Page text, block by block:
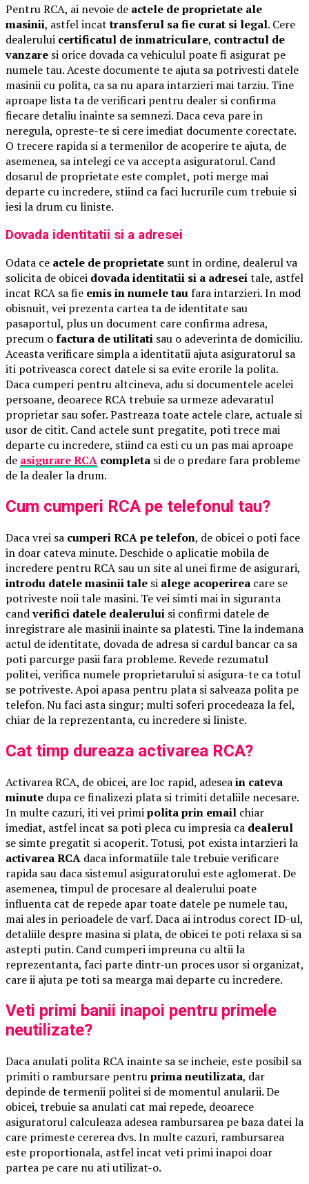
Pentru RCA, ai nevoie de actele de proprietate ale
masinii, astfel incattransferul sa fie curat si legal. Cere
dealerului certificatul de inmatriculare, contractul de
vanzare si orice dovada ca vehiculul poate fi asigurat pe
numele tau. Aceste documente te ajuta sa potrivesti datele
masinii cu polita, ca sa nu apara intarzieri mai tarziu. Tine
aproape lista ta de verificari pentru dealer si confirma
fiecare detaliu inainte sa semnezi. Daca ceva pare in
neregula, opreste-te si cere imediat documente corectate.
O trecere rapida si a termenilor de acoperire te ajuta, de
asemenea, sa intelegi ce va accepta asiguratorul. Cand
dosarul de proprietate este complet, poti merge mai
departe cu incredere, stiind ca faci lucrurile cum trebuie si
iesi la drum cu liniste.
Dovada identitatii si a adresei
Odata ce actele de proprietate sunt in ordine, dealerul va
solicita de obicei dovada identitatii si a adreseitale, astfel
incat RCA sa fie emis in numele taufara intarzieri. In mod
obisnuit, vei prezenta cartea ta de identitate sau
pasaportul, plus un document care confirma adresa,
precum ofactura de utilitati sau o adeverinta de domiciliu.
Aceasta verificare simpla a identitatii ajuta asiguratorul sa
iti potriveasca corect datele si sa evite erorile la polita.
Daca cumperi pentru altcineva, adu si documentele acelei
persoane, deoarece RCA trebuie sa urmeze adevaratul
proprietar sau sofer. Pastreaza toate actele clare, actuale si
usor de citit. Cand actele sunt pregatite, poti trece mai
departe cu incredere, stiind ca esti cu un pas mai aproape
de asigurare RCA completa si de o predare fara probleme
de la dealer la drum.
Cum cumperi RCA pe telefonul tau?
Daca vrei sa cumperi RCA pe telefon, de obicei o poti face
in doar cateva minute. Deschide o aplicatie mobila de
incredere pentru RCA sau un site al unei firme de asigurari,
introdu datele masinii tale si alege acoperirea care se
potriveste noii tale masini. Te vei simti mai in siguranta
candverifici datele dealerului si confirmi datele de
inregistrare ale masinii inainte sa platesti. Tine la indemana
actul de identitate, dovada de adresa si cardul bancar ca sa
poti parcurge pasii fara probleme. Revede rezumatul
politei, verifica numele proprietarului si asigura-te ca totul
se potriveste. Apoi apasa pentru plata si salveaza polita pe
telefon. Nu faci asta singur; multi soferi procedeaza la fel,
chiar de la reprezentanta, cu incredere si liniste.
Cat timp dureaza activarea RCA?
Activarea RCA, de obicei, are loc rapid, adeseain cateva
minute dupa ce finalizezi plata si trimiti detaliile necesare.
In multe cazuri, iti vei primipolita prin email chiar
imediat, astfel incat sa poti pleca cu impresia ca dealerul
se simte pregatit si acoperit. Totusi, pot exista intarzieri la
activarea RCA daca informatiile tale trebuie verificare
rapida sau daca sistemul asiguratorului este aglomerat. De
asemenea, timpul de procesare al dealerului poate
influenta cat de repede apar toate datele pe numele tau,
mai ales in perioadele de varf. Daca ai introdus corect ID-ul,
detaliile despre masina si plata, de obicei te poti relaxa si sa
astepti putin. Cand cumperi impreuna cu altii la
reprezentanta, faci parte dintr-un proces usor si organizat,
care ii ajuta pe toti sa mearga mai departe cu incredere.
Veti primi banii inapoi pentru primele
neutilizate?
Daca anulati polita RCA inainte sa se incheie, este posibil sa
primiti o rambursare pentruprima neutilizata, dar
depinde de termenii politei si de momentul anularii. De
obicei, trebuie sa anulati cat mai repede, deoarece
asiguratorul calculeaza adesea rambursarea pe baza datei la
care primeste cererea dvs. In multe cazuri, rambursarea
este proportionala, astfel incat veti primi inapoi doar
partea pe care nu ati utilizat-o.